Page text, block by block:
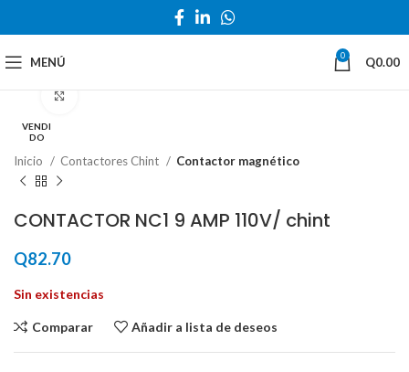
MENÚ 0 Q0.00
VENDI
DO
Inicio Contactores Chint Contactor magnético
CONTACTOR NC1 9 AMP 110V/ chint
Q82.70
Sin existencias
Comparar Añadir a lista de deseos